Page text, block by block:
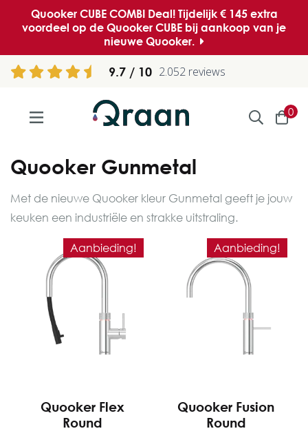
Quooker CUBE COMBI Deal! Tijdelijk € 145 extra
voordeel op de Quooker CUBE bij aankoop van je
nieuwe Quooker.
9.7 2.052 reviews
0
Quooker Gunmetal
Met de nieuwe Quooker kleur Gunmetal geeft je jouw
keuken een industriële en strakke uitstraling.
Aanbieding!
Quooker Flex
Round
Aanbieding!
Quooker Fusion
Round